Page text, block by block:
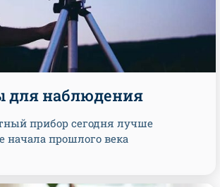
для наблюдения
прибор сегодня лучше
начала прошлого века